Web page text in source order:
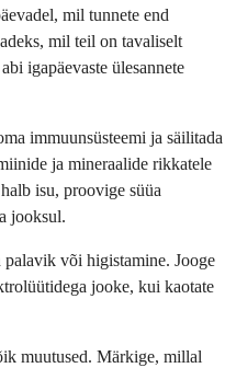
mil tunnete end
mil teil on tavaliselt
igapäevaste ülesannete
immuunsüsteemi ja säilitada
ja mineraalide rikkatele
isu, proovige süüa
jooksul.
või higistamine. Jooge
jooke, kui kaotate
muutused. Märkige, millal